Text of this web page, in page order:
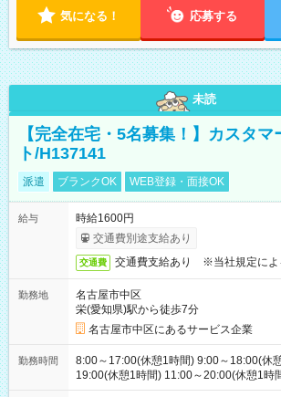
気になる！ 応募する
未読
【完全在宅・5名募集！】カスタマ
ト/H137141
派遣 ブランクOK WEB登録・面接OK
給与
時給1600円
交通費別途支給あり
交通費 交通費支給あり ※当社規定によ
勤務地
名古屋市中区
栄(愛知県)駅から徒歩7分
名古屋市中区にあるサービス企業
勤務時間
8:00～17:00(休憩1時間) 9:00～18:00(休
19:00(休憩1時間) 11:00～20:00(休憩1時間) ▼シフト備考
期休暇シフト】長期休暇：振り替え出勤